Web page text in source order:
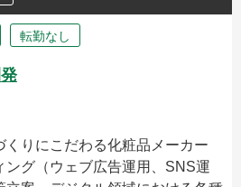
転勤なし
くりにこだわる化粧品メーカー
ング（ウェブ広告運用、SNS運